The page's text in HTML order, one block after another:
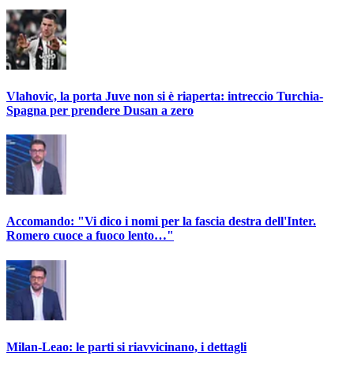
Vlahovic, la porta Juve non si è riaperta: intreccio Turchia-
Spagna per prendere Dusan a zero
Accomando: "Vi dico i nomi per la fascia destra dell'Inter.
Romero cuoce a fuoco lento…"
Milan-Leao: le parti si riavvicinano, i dettagli